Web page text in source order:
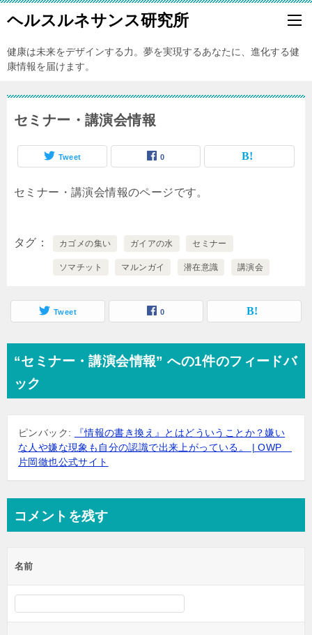
ヘルスルネサンス研究所
健康は未来をデザインする力。夢を実現するあなたに、進化する健
康情報を届けます。
セミナー・講演会情報
Tweet 0
セミナー・講演会情報のページです。
タグ カゴメの集い ガイアの水 セミナー
ソマチット マルンガイ 潜在意識 講演会
Tweet 0
“セミナー・講演会情報” への1件のフィードバ
ック
ピンバック:
『情報の書き換え』とはどういうことか？嫌い
な人や嫌な現象も自分の認識で出来上がっている。 | OWP
片岡徹也公式サイト
コメントを残す
名前